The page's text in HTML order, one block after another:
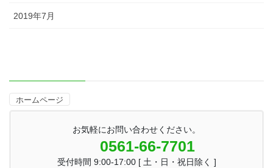
2019年7月
ホームページ
お気軽にお問い合わせください。
0561-66-7701
受付時間 9:00-17:00 [ 土・日・祝日除く ]